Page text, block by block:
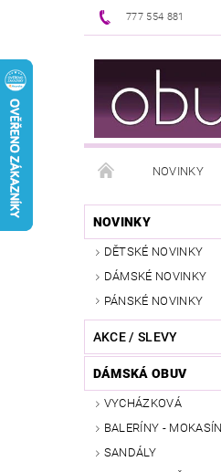
777 554 881
NOVINKY
PUNČOCHOVÉ ZBOŽÍ
REKLAMAČNÍ ŘÁD
NOVINKY
DĚTSKÉ NOVINKY
DÁMSKÉ NOVINKY
PÁNSKÉ NOVINKY
AKCE / SLEVY
DÁMSKÁ OBUV
VYCHÁZKOVÁ
BALERÍNY -
SANDÁLY